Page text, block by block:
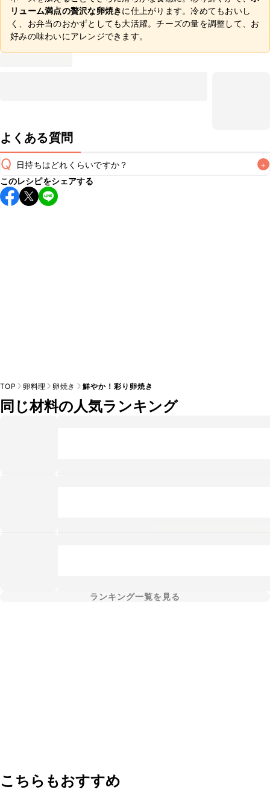
リューム満点の贅沢な卵焼きに仕上がります。冷めてもおいし
く、お弁当のおかずとしても大活躍。チーズの量を調整して、お
好みの味わいにアレンジできます。
よくある質問
Q 日持ちはどれくらいですか？ +
保存期間は冷蔵で翌日中が目安です。なるべくお早めにお召
し上がりください。
このレシピをシェアする
TOP 卵料理 卵焼き 鮮やか！彩り卵焼き
同じ材料の人気ランキング
ランキング一覧を見る
こちらもおすすめ